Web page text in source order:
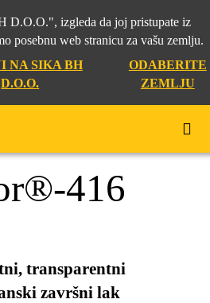
D.O.O.", izgleda da joj pristupate iz
posebnu web stranicu za vašu zemlju.
NA SIKA BH
D.O.O.
ODABERITE
ZEMLJU
Sikafloor®-416 MAT
416
transparentni
završni lak